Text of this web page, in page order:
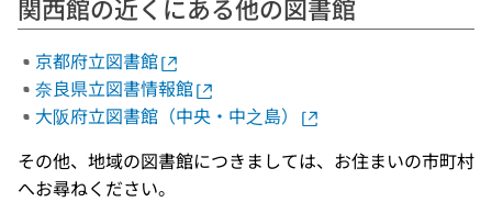
関西館の近くにある他の図書館
京都府立図書館
奈良県立図書情報館
大阪府立図書館（中央・中之島）
その他、地域の図書館につきましては、お住まいの市町村
へお尋ねください。